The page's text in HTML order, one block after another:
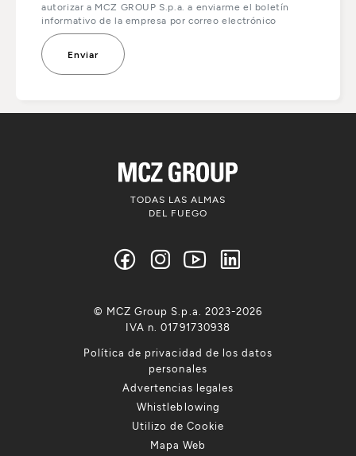
autorizar a MCZ GROUP S.p.a. a enviarme el boletín
informativo de la empresa por correo electrónico
TODAS LAS ALMAS
DEL FUEGO
Política de privacidad de los datos
personales
Advertencias legales
Whistleblowing
Utilizo de Cookie
Mapa Web
© MCZ Group S.p.a. 2023-2026
IVA n. 01791730938